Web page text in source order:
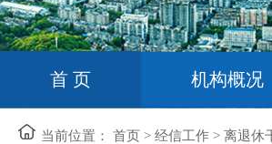
首 页 机构概况
当前位置： 首页 > 经信工作 > 离退休